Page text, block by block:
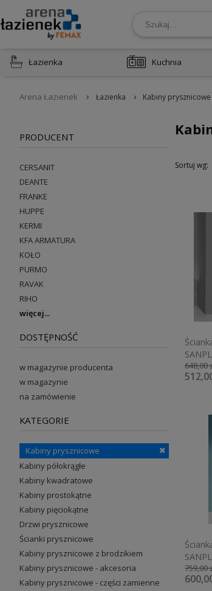
Łazienka Kuchnia
Arena Łazienek › Łazienka › Kabiny prysznicowe
KATEGORIE
Kabiny prysznicowe
Kabiny półokrągłe
Kabiny kwadratowe
Kabiny prostokątne
Kabiny pięciokątne
Drzwi prysznicowe
Ścianki prysznicowe
Kabiny prysznicowe z brodzikiem
Kabiny prysznicowe - akcesoria
Kabiny prysznicowe - części zamienne
PRODUCENT
CERSANIT
DEANTE
FRANKE
HUPPE
KERMI
KFA ARMATURA
KOŁO
PURMO
RAVAK
RIHO
więcej
DOSTĘPNOŚĆ
na zamówienie
w magazynie
w magazynie producenta
Sortuj wg:
20cm,
648,00
biała
759,00